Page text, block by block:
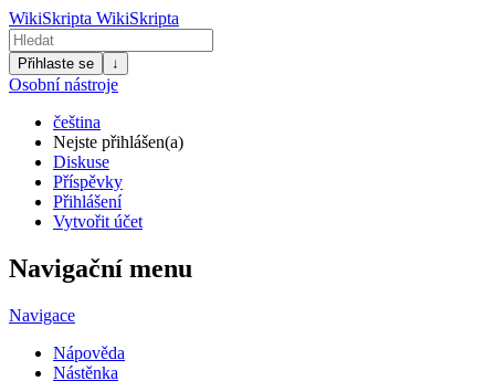
WikiSkripta WikiSkripta
Přihlaste se ↓
Osobní nástroje
čeština
Nejste přihlášen(a)
Diskuse
Příspěvky
Přihlášení
Vytvořit účet
Navigační menu
Navigace
Nápověda
Nástěnka